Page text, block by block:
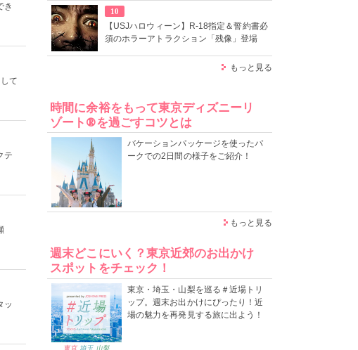
き
て
テ
ッ
10
【USJハロウィーン】R-18指定＆誓約書必
須のホラーアトラクション「残像」登場
もっと見る
時間に余裕をもって東京ディズニーリ
ゾート®を過ごすコツとは
バケーションパッケージを使ったパ
ークでの2日間の様子をご紹介！
もっと見る
週末どこにいく？東京近郊のお出かけ
スポットをチェック！
東京・埼玉・山梨を巡る＃近場トリ
ップ。週末お出かけにぴったり！近
場の魅力を再発見する旅に出よう！